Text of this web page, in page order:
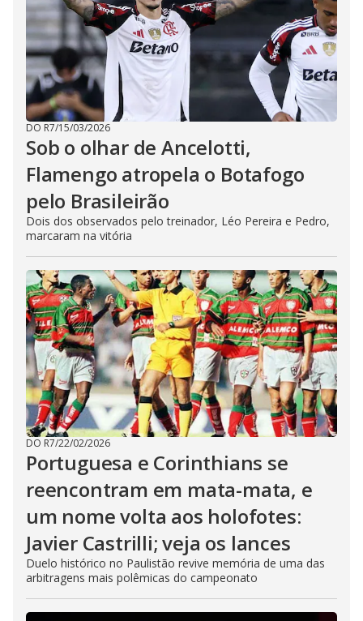
DO R7/15/03/2026
Sob o olhar de Ancelotti,
Flamengo atropela o Botafogo
pelo Brasileirão
Dois dos observados pelo treinador, Léo Pereira e Pedro,
marcaram na vitória
DO R7/22/02/2026
Portuguesa e Corinthians se
reencontram em mata-mata, e
um nome volta aos holofotes:
Javier Castrilli; veja os lances
Duelo histórico no Paulistão revive memória de uma das
arbitragens mais polêmicas do campeonato